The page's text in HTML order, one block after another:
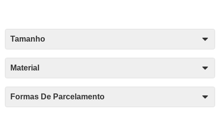
Tamanho
Material
Formas De Parcelamento